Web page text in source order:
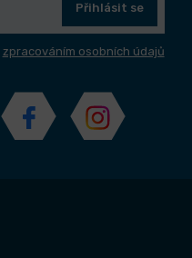
Přihlásit se
zpracováním osobních údajů